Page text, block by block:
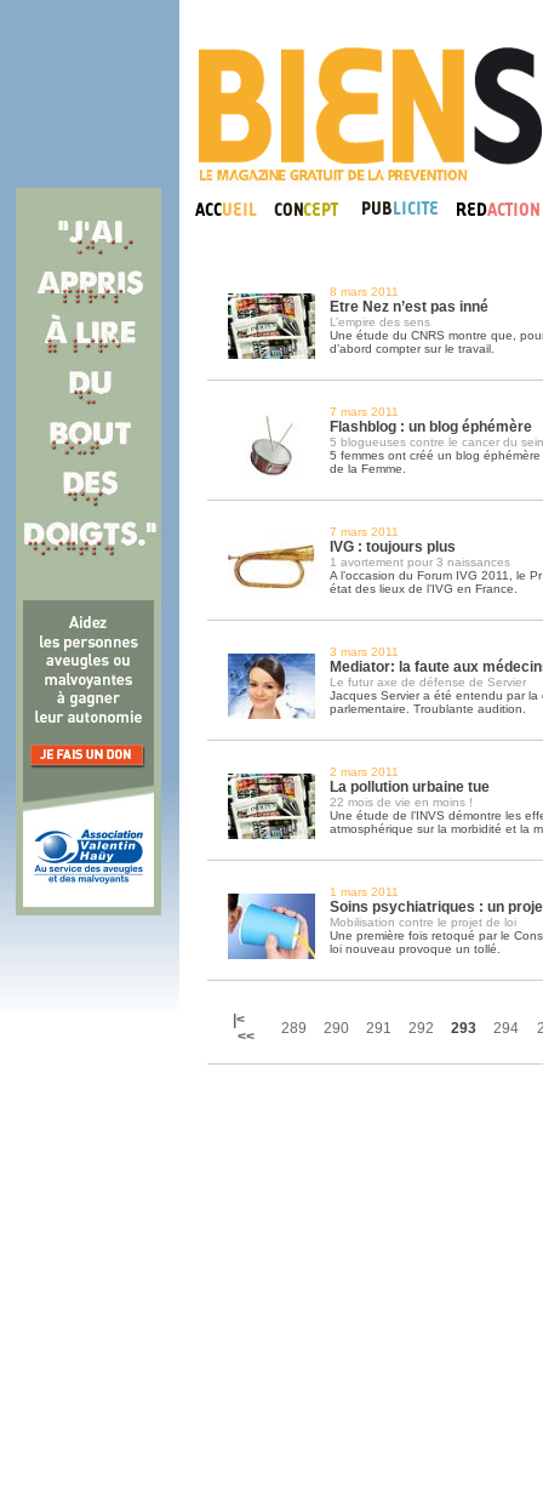
8 mars 2011
Etre Nez n’est pas inné
L’empire des sens
Une étude du CNRS montre que,
d’abord compter sur le travail.
7 mars 2011
Flashblog : un blog éphémère
5 blogueuses contre le cancer du sein
5 femmes ont créé un blog
de la Femme.
7 mars 2011
IVG : toujours plus
1 avortement pour 3 naissances
A l’occasion du Forum IVG 2011, le
état des lieux de l’IVG en France.
3 mars 2011
Mediator: la faute aux
Le futur axe de défense de Servier
Jacques Servier a été entendu par la
parlementaire. Troublante audition.
2 mars 2011
La pollution urbaine tue
22 mois de vie en moins !
Une étude de l’INVS démontre les
atmosphérique sur la morbidité et la
1 mars 2011
Soins psychiatriques : un
Mobilisation contre le projet de loi
Une première fois retoqué par le
loi nouveau provoque un tollé.
|<
<<
289 290 291 292 293 294